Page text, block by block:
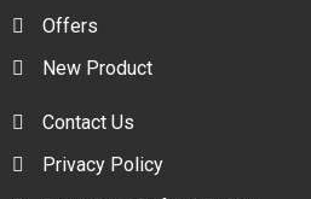
Offers
New Product
Contact Us
Privacy Policy